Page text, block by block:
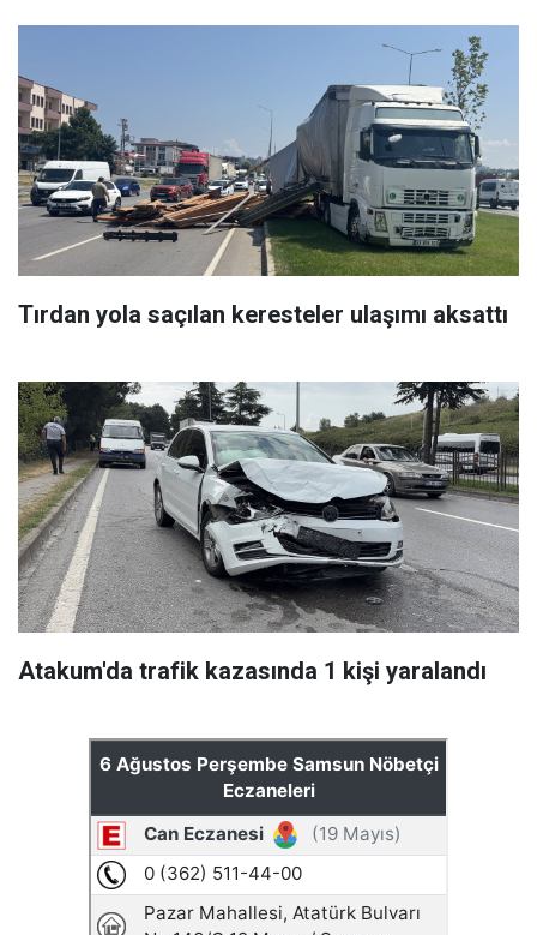
Tırdan yola saçılan keresteler ulaşımı aksattı
Atakum'da trafik kazasında 1 kişi yaralandı